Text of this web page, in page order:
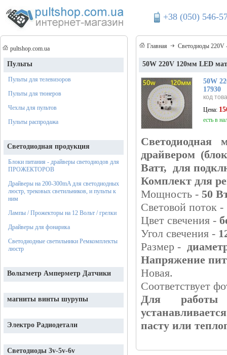
+38 (050) 546-
pultshop.com.ua
Пульты
Пульты для телевизоров
Пульты для тюнеров
Чехлы для пультов
Пульты распродажа
Светодиодная продукция
Блоки питания - драйверы светодиодов для
ПРОЖЕКТОРОВ
Драйверы на 200-300mA для светодиодных
люстр, трековых светильников, и пульты к
ним
Лампы / Прожекторы на 12 Вольт / грелки
Драйверы для фонарика
Светодиодные светильники Ремкомплекты
люстр
Вольтметр Амперметр Датчики
магниты винты шурупы
Электро Радиодетали
Светодиоды 3v-5v-6v
Главная Светодиоды
50W 220V 120мм LED
50W
17930
код
Цена:
есть в
Светодиодная
драйвером
Ватт, для
Комплект для
Мощность - 50
Световой поток -
Цвет свечения -
Угол свечения -
Размер -
Напряжение
Новая.
Соответствует
Для работы
пасту или